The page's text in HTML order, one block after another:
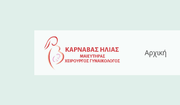
Αρχική